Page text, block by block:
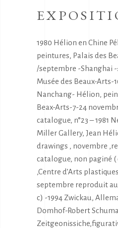
1980 Hélion en Chine
peintures, Palais des
/septembre -Shanghai
Musée des Beaux-Arts-
Nanchang- Hélion,
Beax-Arts-7-24
catalogue, n°23 – 1981
Miller Gallery, Jean
drawings , novembre
catalogue, non paginé (
,Centre d’Arts
septembre reproduit
c) -1994 Zwickau,
Domhof-Robert